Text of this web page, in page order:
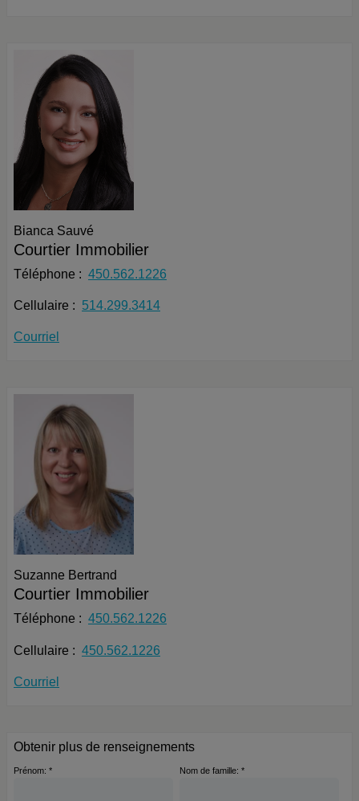
Bianca Sauvé
Courtier Immobilier
Téléphone : 450.562.1226
Cellulaire : 514.299.3414
Courriel
Suzanne Bertrand
Courtier Immobilier
Téléphone : 450.562.1226
Cellulaire : 450.562.1226
Courriel
Obtenir plus de renseignements
Prénom: * Nom de famille: *